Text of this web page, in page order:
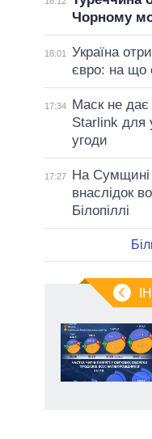
Чорному
18:01
Україна
євро: на що
17:34
Маск не дає
Starlink для
угоди
17:27
На Сумщині
внаслідок
Білопіллі